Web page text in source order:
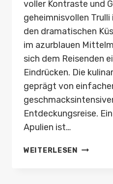
voller Kontraste und
geheimnisvollen
den dramatischen
im azurblauen
sich dem Reisenden
Eindrücken. Die
geprägt von
Entdeckungsreise.
Apulien ist…
WEITERLESEN